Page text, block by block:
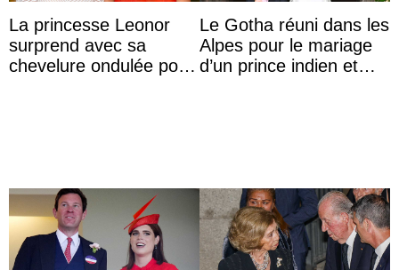
La princesse Leonor
surprend avec sa
chevelure ondulée pour
Le Gotha réuni dans les
Alpes pour le mariage
d’un prince indien et